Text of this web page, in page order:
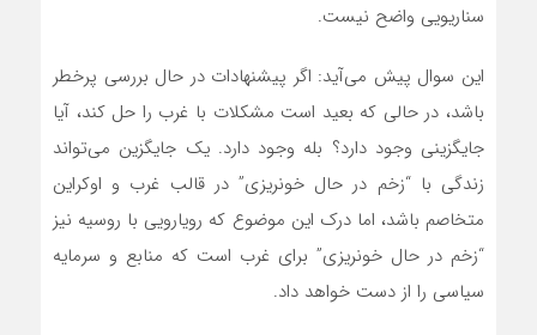
سناریویی واضح نیست.
این سوال پیش می‌آید: اگر پیشنهادات در حال بررسی پرخطر
باشد، در حالی که بعید است مشکلات با غرب را حل کند، آیا
جایگزینی وجود دارد؟ بله وجود دارد. یک جایگزین‌ می‌تواند
زندگی با “زخم در حال خونریزی” در قالب غرب و اوکراین
متخاصم باشد، اما درک این موضوع که رویارویی با روسیه نیز
“زخم در حال خونریزی” برای غرب است که منابع و سرمایه
سیاسی را از دست خواهد داد.